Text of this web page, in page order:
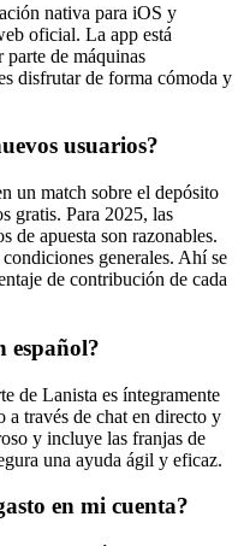
nativa para iOS y
oficial. La app está
parte de máquinas
disfrutar de forma cómoda y
usuarios?
un match sobre el depósito
gratis. Para 2025, las
de apuesta son razonables.
generales. Ahí se
de contribución de cada
español?
de Lanista es íntegramente
a través de chat en directo y
y incluye las franjas de
una ayuda ágil y eficaz.
en mi cuenta?